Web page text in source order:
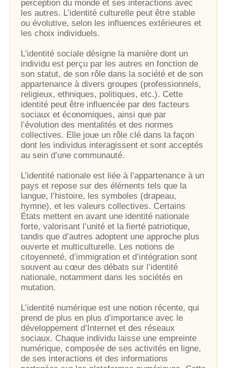
perception du monde et ses interactions avec
les autres. L’identité culturelle peut être stable
ou évolutive, selon les influences extérieures et
les choix individuels.
L’identité sociale désigne la manière dont un
individu est perçu par les autres en fonction de
son statut, de son rôle dans la société et de son
appartenance à divers groupes (professionnels,
religieux, ethniques, politiques, etc.). Cette
identité peut être influencée par des facteurs
sociaux et économiques, ainsi que par
l’évolution des mentalités et des normes
collectives. Elle joue un rôle clé dans la façon
dont les individus interagissent et sont acceptés
au sein d’une communauté.
L’identité nationale est liée à l’appartenance à un
pays et repose sur des éléments tels que la
langue, l’histoire, les symboles (drapeau,
hymne), et les valeurs collectives. Certains
États mettent en avant une identité nationale
forte, valorisant l’unité et la fierté patriotique,
tandis que d’autres adoptent une approche plus
ouverte et multiculturelle. Les notions de
citoyenneté, d’immigration et d’intégration sont
souvent au cœur des débats sur l’identité
nationale, notamment dans les sociétés en
mutation.
L’identité numérique est une notion récente, qui
prend de plus en plus d’importance avec le
développement d’Internet et des réseaux
sociaux. Chaque individu laisse une empreinte
numérique, composée de ses activités en ligne,
de ses interactions et des informations